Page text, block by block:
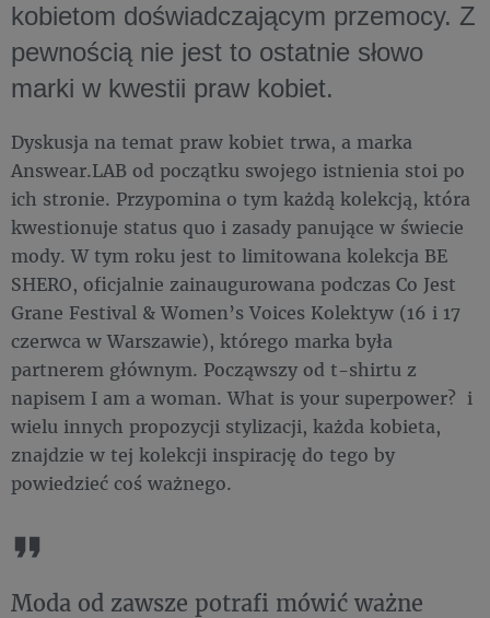
kobietom doświadczającym przemocy. Z
pewnością nie jest to ostatnie słowo
marki w kwestii praw kobiet.
Dyskusja na temat praw kobiet trwa, a marka
Answear.LAB od początku swojego istnienia stoi po
ich stronie. Przypomina o tym każdą kolekcją, która
kwestionuje status quo i zasady panujące w świecie
mody. W tym roku jest to limitowana kolekcja BE
SHERO, oficjalnie zainaugurowana podczas Co Jest
Grane Festival & Women’s Voices Kolektyw (16 i 17
czerwca w Warszawie), którego marka była
partnerem głównym. Począwszy od t-shirtu z
napisem I am a woman. What is your superpower? i
wielu innych propozycji stylizacji, każda kobieta,
znajdzie w tej kolekcji inspirację do tego by
powiedzieć coś ważnego.
Moda od zawsze potrafi mówić ważne